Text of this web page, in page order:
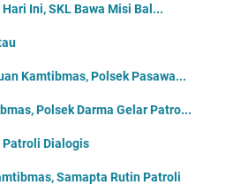
Ini, SKL Bawa Misi Bal...
Kamtibmas, Polsek Pasawa...
Polsek Darma Gelar Patro...
Patroli Dialogis
Samapta Rutin Patroli